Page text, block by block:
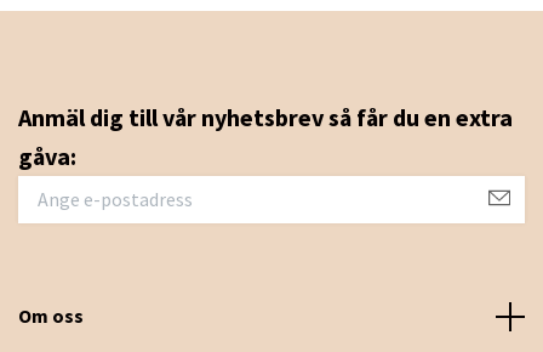
Anmäl dig till vår nyhetsbrev så får du en extra
gåva:
Om oss